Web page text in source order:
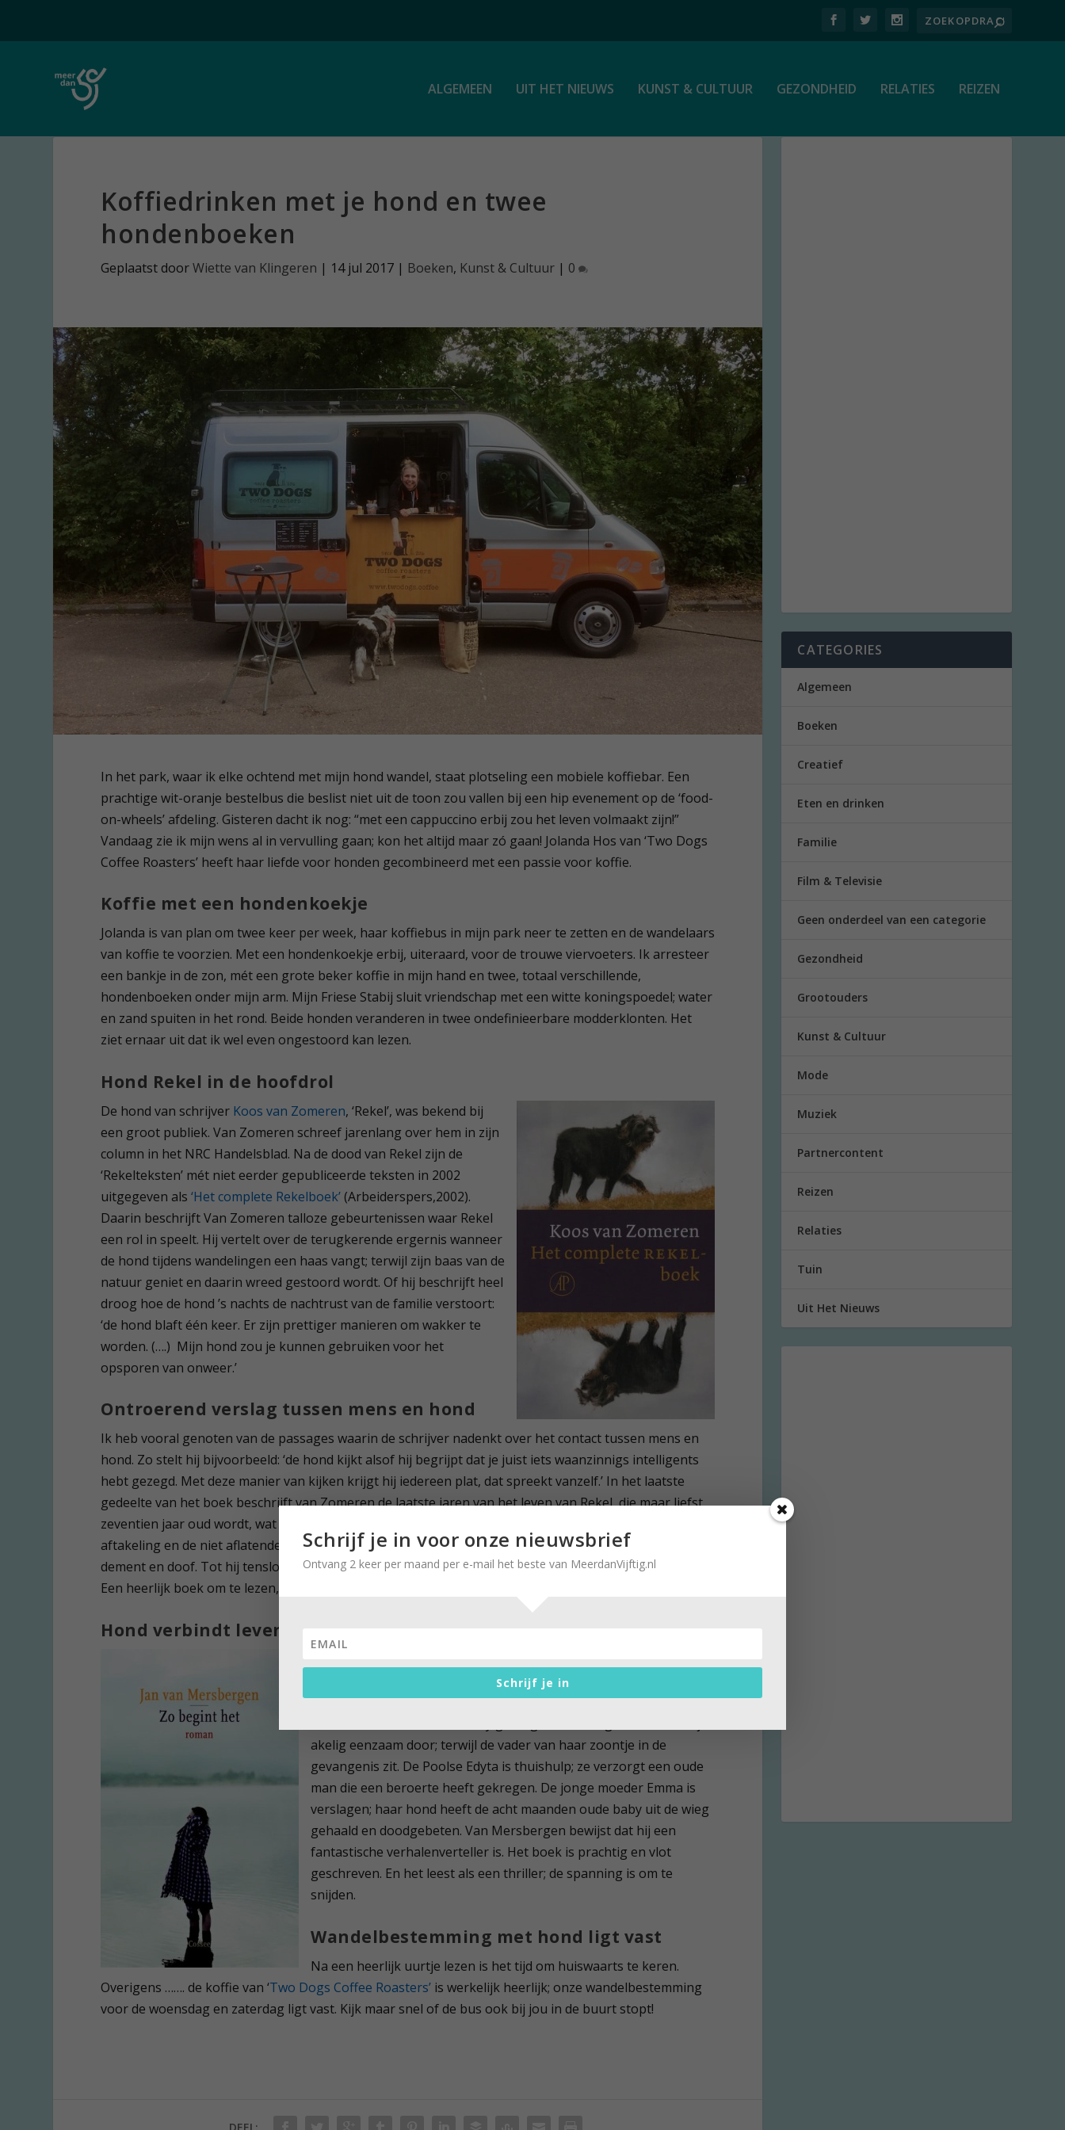
ALGEMEEN UIT HET NIEUWS KUNST & CULTUUR GEZONDHEID RELATIES REIZEN
Koffiedrinken met je hond en twee
hondenboeken
Geplaatst doorWiette van Klingeren | 14 jul 2017 | Boeken, Kunst & Cultuur | 0
In het park, waar ik elke ochtend met mijn hond wandel, staat plotseling een mobiele koffiebar. Een
prachtige wit-oranje bestelbus die beslist niet uit de toon zou vallen bij een hip evenement op de ‘food-
on-wheels’ afdeling. Gisteren dacht ik nog: “met een cappuccino erbij zou het leven volmaakt zijn!”
Vandaag zie ik mijn wens al in vervulling gaan; kon het altijd maar zó gaan! Jolanda Hos van ‘Two Dogs
Coffee Roasters’ heeft haar liefde voor honden gecombineerd met een passie voor koffie.
Koffie met een hondenkoekje
Jolanda is van plan om twee keer per week, haar koffiebus in mijn park neer te zetten en de wandelaars
van koffie te voorzien. Met een hondenkoekje erbij, uiteraard, voor de trouwe viervoeters. Ik arresteer
een bankje in de zon, mét een grote beker koffie in mijn hand en twee, totaal verschillende,
hondenboeken onder mijn arm. Mijn Friese Stabij sluit vriendschap met een witte koningspoedel; water
en zand spuiten in het rond. Beide honden veranderen in twee ondefinieerbare modderklonten. Het
ziet ernaar uit dat ik wel even ongestoord kan lezen.
Hond Rekel in de hoofdrol
De hond van schrijver Koos van Zomeren, ‘Rekel’, was bekend bij
een groot publiek. Van Zomeren schreef jarenlang over hem in zijn
column in het NRC Handelsblad. Na de dood van Rekel zijn de
‘Rekelteksten’ mét niet eerder gepubliceerde teksten in 2002
uitgegeven als‘Het complete Rekelboek’ (Arbeiderspers,2002).
Daarin beschrijft Van Zomeren talloze gebeurtenissen waar Rekel
een rol in speelt. Hij vertelt over de terugkerende ergernis wanneer
de hond tijdens wandelingen een haas vangt; terwijl zijn baas van de
natuur geniet en daarin wreed gestoord wordt. Of hij beschrijft heel
droog hoe de hond ’s nachts de nachtrust van de familie verstoort:
‘de hond blaft één keer. Er zijn prettiger manieren om wakker te
worden. (….) Mijn hond zou je kunnen gebruiken voor het
opsporen van onweer.’
Ontroerend verslag tussen mens en hond
Ik heb vooral genoten van de passages waarin de schrijver nadenkt over het contact tussen mens en
hond. Zo stelt hij bijvoorbeeld: ‘de hond kijkt alsof hij begrijpt dat je juist iets waanzinnigs intelligents
hebt gezegd. Met deze manier van kijken krijgt hij iedereen plat, dat spreekt vanzelf.’ In het laatste
gedeelte van het boek beschrijft van Zomeren de laatste jaren van het leven van Rekel, die maar liefst
zeventien jaar oud wordt, wat erg oud is voor een hond. Het is een ontroerend verslag van zijn
aftakeling en de niet aflatende zorg van een mens voor zijn hond. Rekel kan steeds minder; hij wordt
dement en doof. Tot hij tenslotte het onweer niet meer hoort.
Een heerlijk boek om te lezen, zeker als je van honden houdt.
Hond verbindt levens van doorsnee mensen
(Cossee, 2009). Iemand laat tien pups achter in een
vuilcontainer. Dit voorval verbindt het leven van drie doorsnee
akelig eenzaam door; terwijl de vader van haar zoontje in de
gevangenis zit. De Poolse Edyta is thuishulp; ze verzorgt een oude
man die een beroerte heeft gekregen. De jonge moeder Emma is
verslagen; haar hond heeft de acht maanden oude baby uit de wieg
gehaald en doodgebeten. Van Mersbergen bewijst dat hij een
fantastische verhalenverteller is. Het boek is prachtig en vlot
geschreven. En het leest als een thriller; de spanning is om te
snijden.
Wandelbestemming met hond ligt vast
Na een heerlijk uurtje lezen is het tijd om huiswaarts te keren.
Overigens ……. de koffie van ‘Two Dogs Coffee Roasters’ is werkelijk heerlijk; onze wandelbestemming
voor de woensdag en zaterdag ligt vast. Kijk maar snel of de bus ook bij jou in de buurt stopt!
DEEL:
CATEGORIES
Algemeen
Boeken
Creatief
Eten en drinken
Familie
Film & Televisie
Geen onderdeel van een categorie
Gezondheid
Grootouders
Kunst & Cultuur
Mode
Muziek
Partnercontent
Reizen
Relaties
Tuin
Uit Het Nieuws
Schrijf je in voor onze nieuwsbrief
Ontvang 2 keer per maand per e-mail het beste van MeerdanVijftig.nl
Schrijf je in